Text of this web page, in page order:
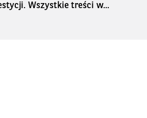
Wszystkie treści w...